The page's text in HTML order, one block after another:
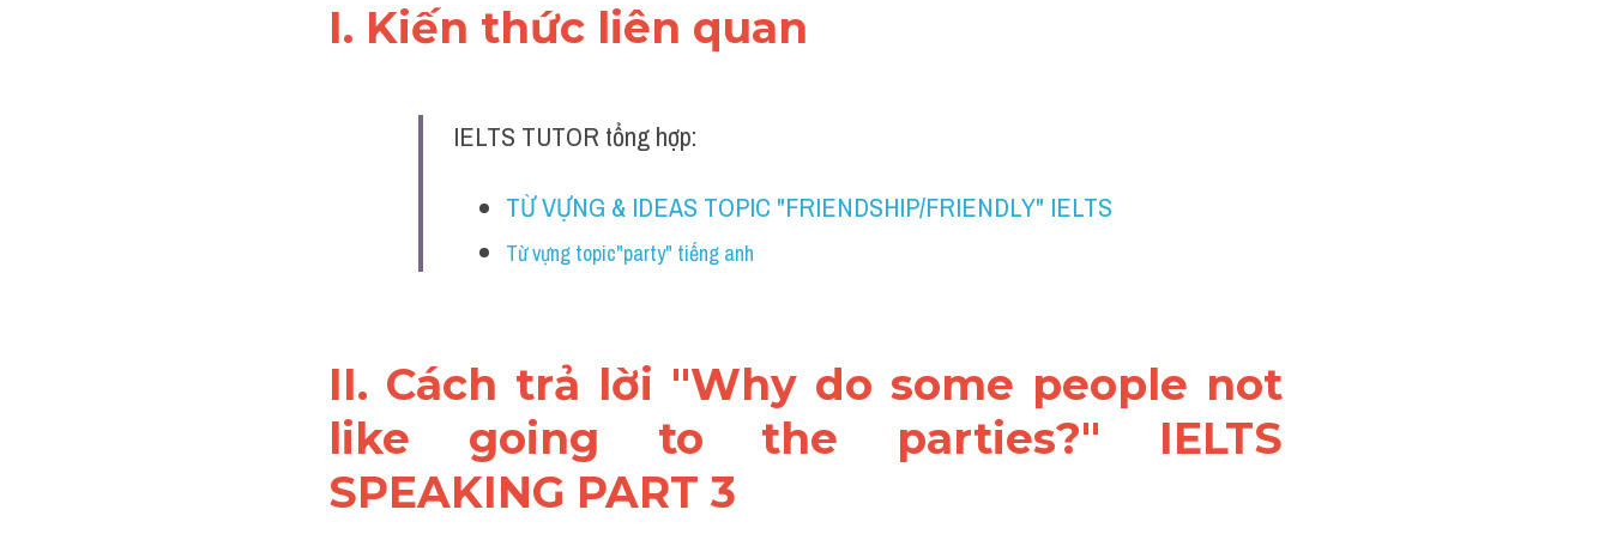
I. Kiến thức liên quan
IELTS TUTOR tổng hợp:
TỪ VỰNG & IDEAS TOPIC "FRIENDSHIP/FRIENDLY" IELTS
Từ vựng topic"party" tiếng anh
II. Cách trả lời "Why do some people not
like going to the parties?" IELTS
SPEAKING PART 3